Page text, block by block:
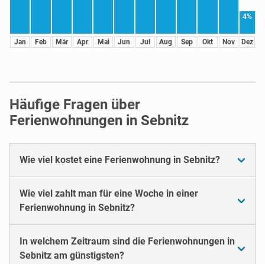
Jan Feb Mär Apr Mai Jun Jul Aug Sep Okt Nov
4%
Dez
Häufige Fragen über
Ferienwohnungen in Sebnitz
Wie viel kostet eine Ferienwohnung in Sebnitz?
Wie viel zahlt man für eine Woche in einer
Ferienwohnung in Sebnitz?
In welchem Zeitraum sind die Ferienwohnungen in
Sebnitz am günstigsten?